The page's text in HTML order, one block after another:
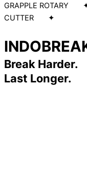
GRAPPLE
CUTTER ✦
Break Harder.
Last Longer.